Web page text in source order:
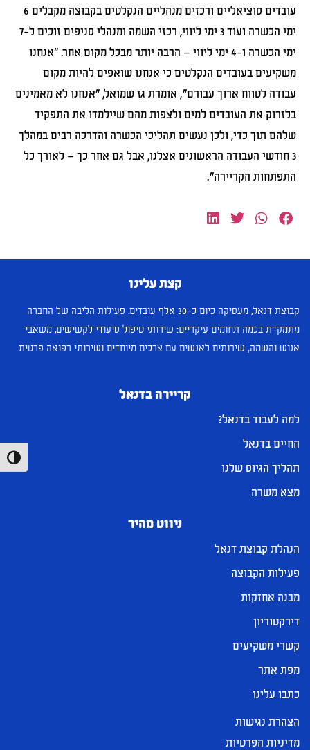
עובדים סוציאליים ורכזים מנהליים הנקלטים בקבוצה מקבלים 6
ימי הכשרה ועוד 3 ימי ליווי, רכזי השמה ומנהלי סניפים זוכים ל-7
ימי הכשרה ו-4 ימי ליווי – הרבה יותר מבכל מקום אחר. "אנחנו
משקיעים בעובדים הנקלטים כי אנחנו שואפים להיות מקום
עבודה לטווח ארוך עבורם", אומרת גז שמואל, "אנחנו לא מאמינים
בלזרוק את העובדים למים ולצפות מהם שיילמדו את התפקיד
שלהם תוך כדי, ולכן נעשים תהליכי הכשרה והדרכה רבים במהלך
3 חודשי העבודה הראשונים אצלנו, אבל גם אחר כך – לאורך כל
התפתחות הקריירה".
קצת עלינו
קבוצת דנאל, מעסיקה כיום כ-30 אלף עובדים. פעילות הליבה של החברה
מתמקדת בכמה תחומים עיקריים: שירותי טיפול סיעודי לקשישים, משאבי
אנוש והשמה, שירותים לאנשים עם צרכים מיוחדים ושירותי רפואה פרטית.
קריירה בדנאל
למה לעבוד בדנאל?
החיים בדנאל
תהליך הגיוס שלנו
מצא משרה
ניווט מהיר
הנהלת קבוצת דנאל
פעילות הקבוצה
מבנה אחזקות
דירקטוריון
קשרי משקיעים
מפת אתר
כתבו עלינו
הצהרת נגישות
מדיניות הפרטיות